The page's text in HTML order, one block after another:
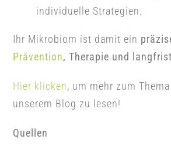
individuelle Strategien.
Ihr Mikrobiom ist damit ein
Prävention, Therapie und
Hier klicken, um mehr zum
unserem Blog zu lesen!
Quellen